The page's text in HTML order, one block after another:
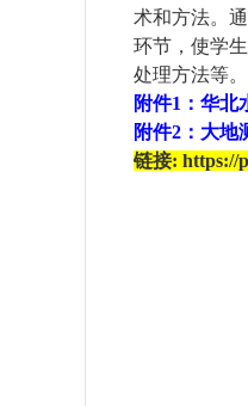
术和方法。
环节，使学
处理方法等。
附件1：华北
附件2：大地
链接: https://